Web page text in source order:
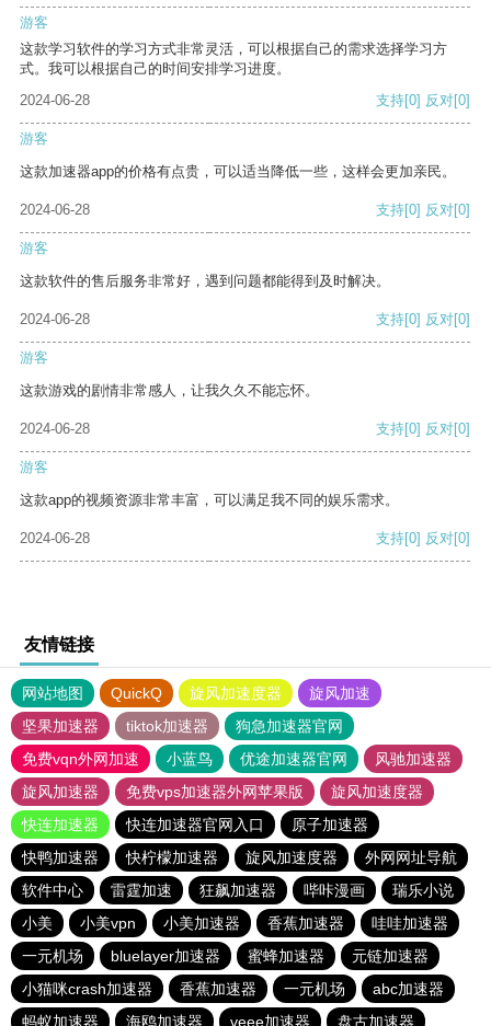
游客
这款学习软件的学习方式非常灵活，可以根据自己的需求选择学习方
式。我可以根据自己的时间安排学习进度。
2024-06-28
支持[0] 反对[0]
游客
这款加速器app的价格有点贵，可以适当降低一些，这样会更加亲民。
2024-06-28 支持[0] 反对[0]
游客
这款软件的售后服务非常好，遇到问题都能得到及时解决。
2024-06-28 支持[0] 反对[0]
游客
这款游戏的剧情非常感人，让我久久不能忘怀。
2024-06-28 支持[0] 反对[0]
游客
这款app的视频资源非常丰富，可以满足我不同的娱乐需求。
2024-06-28 支持[0] 反对[0]
友情链接
网站地图 QuickQ 旋风加速度器
旋风加速
坚果加速器
tiktok加速器
狗急加速器官网
免费vqn外网加速
小蓝鸟 优途加速器官网
风驰加速器
旋风加速器
免费vps加速器外网苹果版
旋风加速度器
快连加速器
快连加速器官网入口
原子加速器
快鸭加速器
快柠檬加速器 旋风加速度器
外网网址导航
软件中心
雷霆加速 狂飙加速器 哔咔漫画
瑞乐小说
小美
小美vpn 小美加速器 香蕉加速器
哇哇加速器
一元机场
bluelayer加速器 蜜蜂加速器
元链加速器
小猫咪crash加速器
香蕉加速器 一元机场
abc加速器
蚂蚁加速器
海鸥加速器 veee加速器 盘古加速器